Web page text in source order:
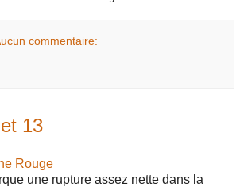
commentaire:
13
Rouge
une rupture assez nette dans la